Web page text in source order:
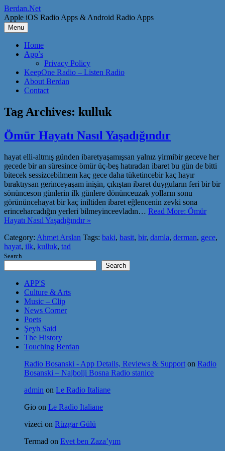
Skip
to
content
Berdan.Net
Apple iOS Radio Apps & Android Radio Apps
Menu
Home
App’s
Privacy Policy
KeepOne Radio – Listen Radio
About Berdan
Contact
Tag Archives: kulluk
Ömür Hayatı Nasıl Yaşadığındır
hayat elli-altmış günden ibaretyaşamışsan yalnız yirmibir geceve her
gecede bir an süresince ömür üç-beş hatıradan ibaret bu gün de bitti
bitecek sessizcebilmem kaç gece daha tüketincebir kaç hayır
bıraktıysan gerinceyaşam inişin, çıkıştan ibaret duyguların feri bir bir
sönünceson günlerin ilk günlere dönünceuzak yolların sonu
görününcehayat bir kaç iniltiden ibaret eğlencenin zevki sona
erinceharcadığın yerleri bilmeyinceevladın… Read More: Ömür
Hayatı Nasıl Yaşadığındır »
Category: Ahmet Arslan Tags: baki, basit, bir, damla, derman, gece,
hayat, ilk, kulluk, tad
Search
Search
APP'S
Culture & Arts
Music – Clip
News Corner
Poets
Şeyh Said
The History
Touching Berdan
Radio Bosanski - App Details, Reviews & Support on Radio
Bosanski – Najbolji Bosna Radio stanice
admin on Le Radio Italiane
Gio on Le Radio Italiane
vizeci on Rüzgar Gülü
Termad on Evet ben Zaza’yım